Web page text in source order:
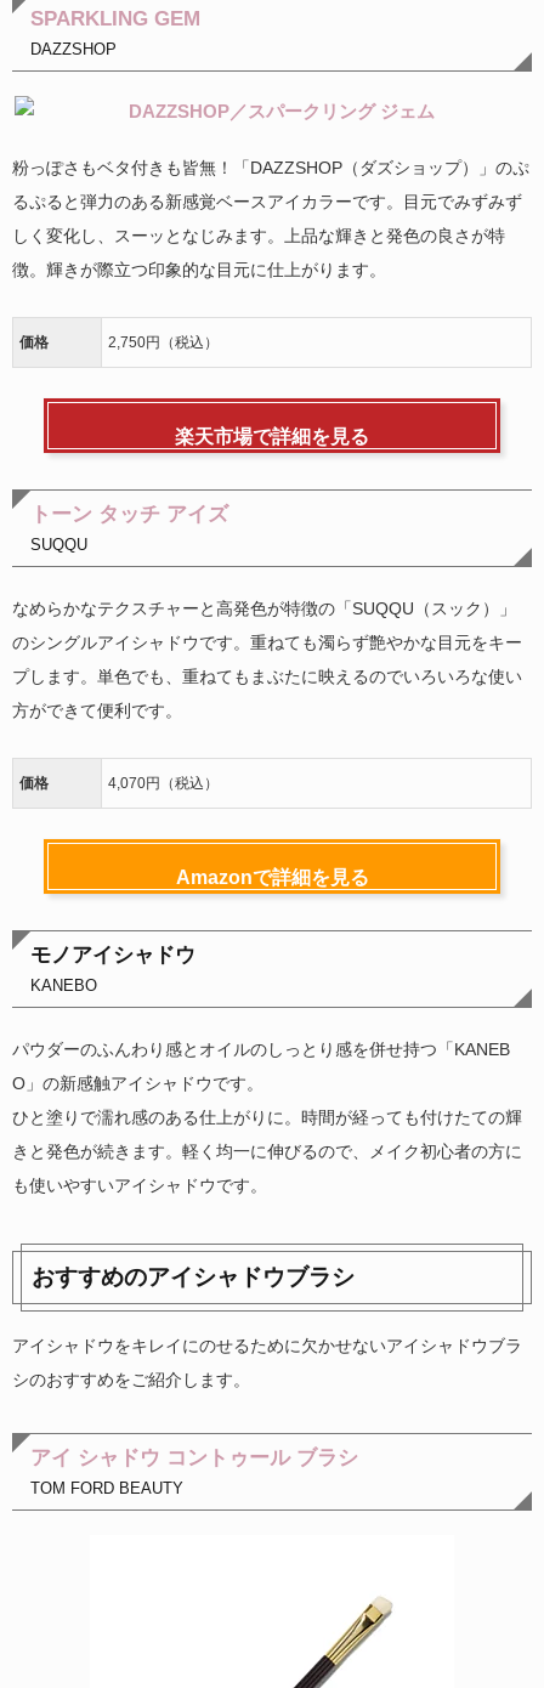
SPARKLING GEM
DAZZSHOP
粉っぽさもベタ付きも皆無！「DAZZSHOP（ダズショップ）」のぷ
るぷると弾力のある新感覚ベースアイカラーです。目元でみずみず
しく変化し、スーッとなじみます。上品な輝きと発色の良さが特
徴。輝きが際立つ印象的な目元に仕上がります。
価格 2,750円（税込）
楽天市場で詳細を見る
トーン タッチ アイズ
SUQQU
なめらかなテクスチャーと高発色が特徴の「SUQQU（スック）」
のシングルアイシャドウです。重ねても濁らず艶やかな目元をキー
プします。単色でも、重ねてもまぶたに映えるのでいろいろな使い
方ができて便利です。
価格 4,070円（税込）
Amazonで詳細を見る
モノアイシャドウ
KANEBO
パウダーのふんわり感とオイルのしっとり感を併せ持つ「KANEB
O」の新感触アイシャドウです。
ひと塗りで濡れ感のある仕上がりに。時間が経っても付けたての輝
きと発色が続きます。軽く均一に伸びるので、メイク初心者の方に
も使いやすいアイシャドウです。
おすすめのアイシャドウブラシ
アイシャドウをキレイにのせるために欠かせないアイシャドウブラ
シのおすすめをご紹介します。
アイ シャドウ コントゥール ブラシ
TOM FORD BEAUTY